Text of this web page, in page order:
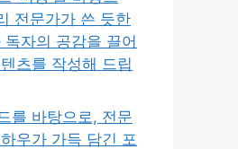
전문가가 쓴 듯한
자의 공감을 끌어
츠를 작성해 드립
를 바탕으로, 전문
우가 가득 담긴 포